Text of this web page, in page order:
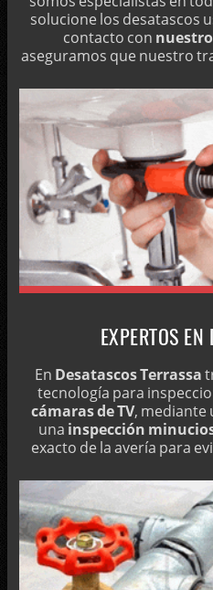
LOCALIZACIÓN DE FUGAS
MANTENIMIENTO DE POZOS
DESATASCAR DE URGENCIA
DESINFECCIÓN DE DEPÓSITOS
PRECIOS BARATOS POR
LIMPIEZA DE DEPÓSITOS DE
CAMIONES CUBA PARA REDES
EXTRACCIÓN DE AGUA CON
LIMPIEZA DE TUBERÍAS CON
TÉCNICAS CASERAS PARA
EMPRESAS DE POCERÍA
LIMPIEZA DE TUBERÍAS
¿MALOS OLORES EN EL
CONVENIENCIA DE LA SOSA
EMPRESA DE POCERÍA EN
MANTENIMIENTO DE
LIMPIEZAS CON AGUA A
DESATASCOS 24 HORAS EN
solucione los desatascos
contacto con
aseguramos que nuestro
EXPERTOS EN
En Desatascos Terrassa
tecnología para
cámaras de TV, mediante
una inspección
exacto de la avería para